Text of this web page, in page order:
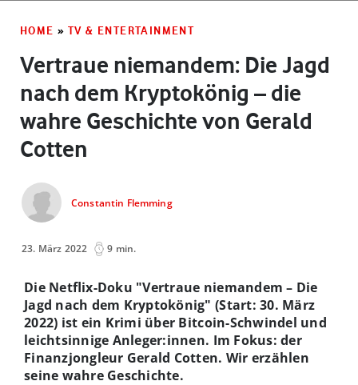
HOME » TV & ENTERTAINMENT
Vertraue niemandem: Die Jagd
nach dem Kryptokönig – die
wahre Geschichte von Gerald
Cotten
Constantin Flemming
23. März 2022 9 min.
Die Netflix-Doku "Vertraue niemandem – Die
Jagd nach dem Kryptokönig" (Start: 30. März
2022) ist ein Krimi über Bitcoin-Schwindel und
leichtsinnige Anleger:innen. Im Fokus: der
Finanzjongleur Gerald Cotten. Wir erzählen
seine wahre Geschichte.